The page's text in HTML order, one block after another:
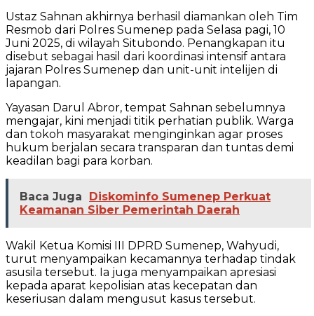
Ustaz Sahnan akhirnya berhasil diamankan oleh Tim
Resmob dari Polres Sumenep pada Selasa pagi, 10
Juni 2025, di wilayah Situbondo. Penangkapan itu
disebut sebagai hasil dari koordinasi intensif antara
jajaran Polres Sumenep dan unit-unit intelijen di
lapangan.
Yayasan Darul Abror, tempat Sahnan sebelumnya
mengajar, kini menjadi titik perhatian publik. Warga
dan tokoh masyarakat menginginkan agar proses
hukum berjalan secara transparan dan tuntas demi
keadilan bagi para korban.
Baca Juga
Diskominfo Sumenep Perkuat
Keamanan Siber Pemerintah Daerah
Wakil Ketua Komisi III DPRD Sumenep, Wahyudi,
turut menyampaikan kecamannya terhadap tindak
asusila tersebut. Ia juga menyampaikan apresiasi
kepada aparat kepolisian atas kecepatan dan
keseriusan dalam mengusut kasus tersebut.